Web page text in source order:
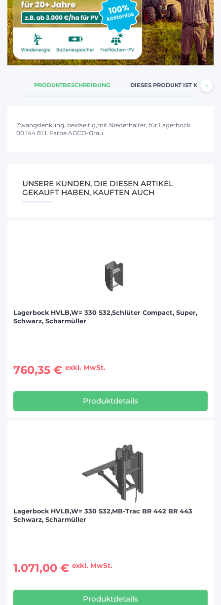
PRODUKTBESCHREIBUNG DIESES PRODUKT IST
Zwangslenkung, beidseitig,mit Niederhalter, für Lagerbock
00.144.81.1, Farbe AGCO-Grau
UNSERE KUNDEN, DIE DIESEN ARTIKEL
GEKAUFT HABEN, KAUFTEN AUCH
Lagerbock HVLB,W= 330 S32,Schlüter Compact, Super,
Schwarz, Scharmüller
760,35 € exkl. MwSt.
Produktdetails
Lagerbock HVLB,W= 330 S32,MB-Trac BR 442 BR 443
Schwarz, Scharmüller
1.071,00 € exkl. MwSt.
Produktdetails